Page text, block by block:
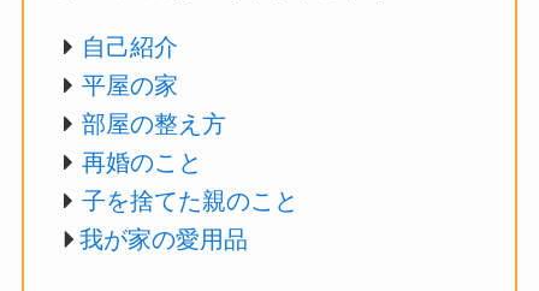
自己紹介
平屋の家
部屋の整え方
再婚のこと
子を捨てた親のこと
我が家の愛用品